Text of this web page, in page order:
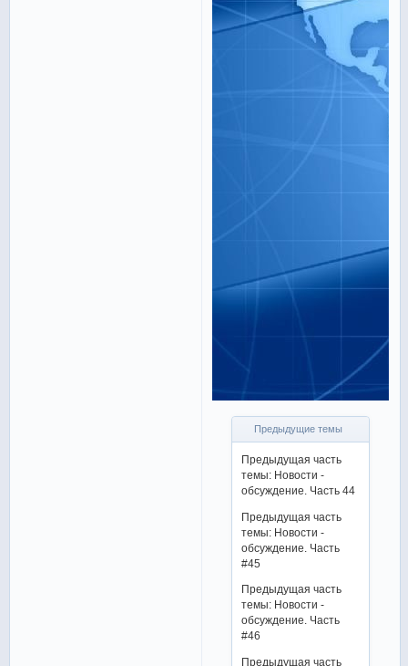
Предыдущие темы
Предыдущая часть
темы: Новости -
обсуждение. Часть 44
Предыдущая часть
темы: Новости -
обсуждение. Часть
#45
Предыдущая часть
темы: Новости -
обсуждение. Часть
#46
Предыдущая часть